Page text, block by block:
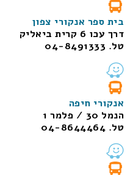
בית ספר אנקורי צפון
דרך עכו 6 קרית ביאליק
טל. 04-8491333
אנקורי חיפה
הנמל 30 / פלמר 1
טל. 04-8644464